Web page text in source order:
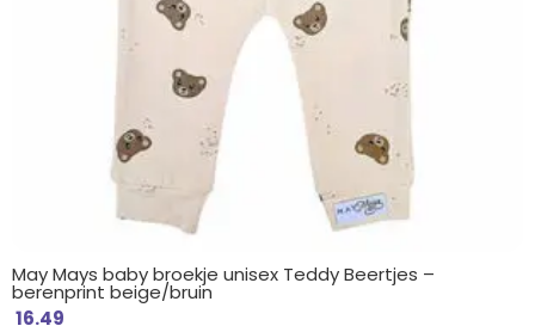
May Mays baby broekje unisex Teddy Beertjes –
berenprint beige/bruin
16.49